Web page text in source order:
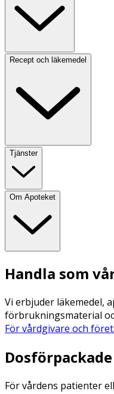
Recept och läkemedel
Tjänster
Om Apoteket
Handla som
Vi erbjuder läkemedel,
förbrukningsmaterial
För vårdgivare och
För vårdens patienter